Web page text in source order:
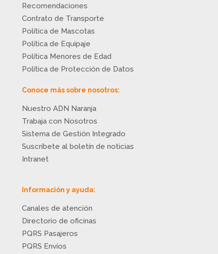
Recomendaciones
Contrato de Transporte
Política de Mascotas
Política de Equipaje
Política Menores de Edad
Política de Protección de Datos
Conoce más sobre nosotros:
Nuestro ADN Naranja
Trabaja con Nosotros
Sistema de Gestión Integrado
Suscríbete al boletín de noticias
Intranet
Información y ayuda:
Canales de atención
Directorio de oficinas
PQRS Pasajeros
PQRS Envíos